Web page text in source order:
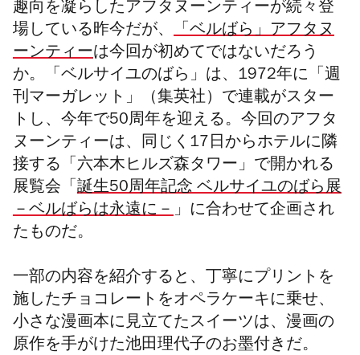
趣向を凝らしたアフタヌーンティーが続々登
場している昨今だが、 「ベルばら」アフタヌ
ーンティーは今回が初めてではないだろう
か。「ベルサイユのばら」は、1972年に「週
刊マーガレット」（集英社）で連載がスター
トし、今年で50周年を迎える。今回のアフタ
ヌーンティーは、 同じく17日からホテルに隣
接する「六本木ヒルズ森タワー」
で開かれる
展覧会 「 誕生50周年記念 ベルサイユのばら展
－ベルばらは永遠に－」に合わせて企画され
たものだ。
一部の内容を紹介すると、丁寧にプリントを
施したチョコレートをオペラケーキに乗せ、
小さな漫画本に見立てたスイーツは、漫画の
原作を手がけた池田理代子のお墨付きだ。